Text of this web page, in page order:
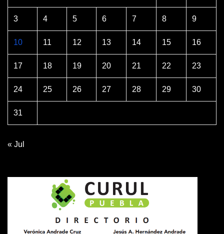
3 4 5 6 7 8 9
10 11 12 13 14 15 16
17 18 19 20 21 22 23
24 25 26 27 28 29 30
31
« Jul